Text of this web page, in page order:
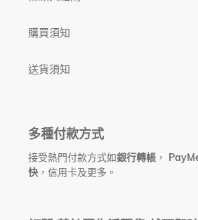
購買須知
送貨須知
多種付款方式
接受熱門付款方式如銀行轉帳 ，
快 ，信用卡及更多。